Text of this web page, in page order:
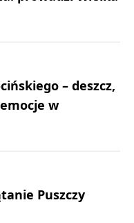
– deszcz,
w
Puszczy